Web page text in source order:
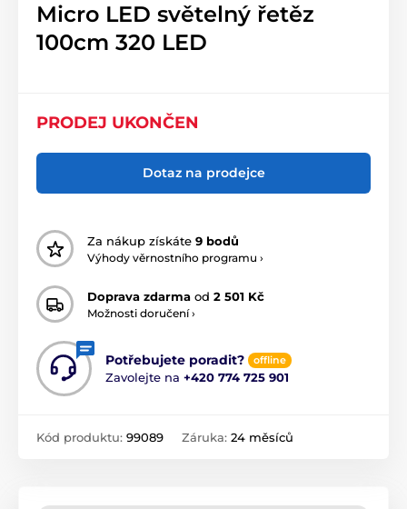
Micro LED světelný řetěz
100cm 320 LED
PRODEJ UKONČEN
Dotaz na prodejce
Za nákup získáte 9 bodů
Výhody věrnostního programu ›
Doprava zdarma od 2 501 Kč
Možnosti doručení ›
Potřebujete poradit? offline
Zavolejte na +420 774 725 901
Kód produktu: 99089 Záruka: 24 měsíců